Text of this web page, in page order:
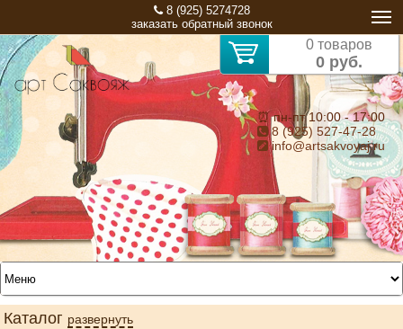
8 (925) 5274728
заказать обратный звонок
0 товаров
0 руб.
⏰ пн-пт 10:00 - 17:00
8 (925) 527-47-28
info@artsakvoyaj.ru
Каталог развернуть